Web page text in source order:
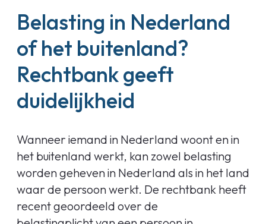
Belasting in Nederland
of het buitenland?
Rechtbank geeft
duidelijkheid
Wanneer iemand in Nederland woont en in
het buitenland werkt, kan zowel belasting
worden geheven in Nederland als in het land
waar de persoon werkt. De rechtbank heeft
recent geoordeeld over de